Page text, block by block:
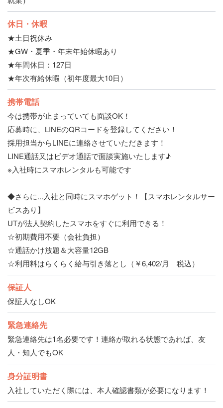
休日・休暇
★土日祝休み
★GW・夏季・年末年始休暇あり
★年間休日：127日
★年次有給休暇（初年度最大10日）
携帯電話
今は携帯が止まっていても面談OK！
応募時に、LINEのQRコードを登録してください！
採用担当からLINEに連絡させていただきます！
LINE通話又はビデオ通話で面談実施いたします♪
※入社時にスマホレンタルも可能です
◆さらに...入社と同時にスマホゲット！【スマホレンタルサー
ビスあり】
UTが法人契約したスマホをすぐに利用できる！
☆初期費用不要（会社負担）
☆通話かけ放題＆大容量12GB
☆利用料はらくらく給与引き落とし（￥6,402/月 税込）
保証人
保証人なしOK
緊急連絡先
緊急連絡先は1名必要です！連絡が取れる状態であれば、友
人・知人でもOK
身分証明書
入社していただく際には、本人確認書類が必要になります！